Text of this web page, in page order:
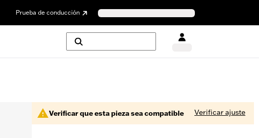
Prueba de conducción
Verificar que esta pieza sea compatible Verificar ajuste